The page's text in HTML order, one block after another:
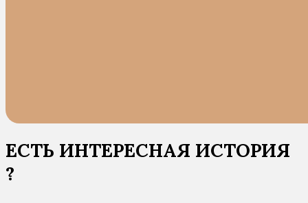
ЕСТЬ ИНТЕРЕСНАЯ ИСТОРИЯ
?